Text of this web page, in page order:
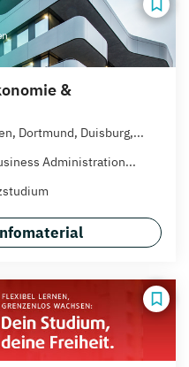
&
Dortmund, Duisburg,...
Administration...